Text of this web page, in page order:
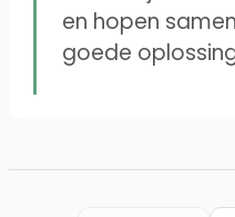
aantal labels
Dus zowel ik
van de zorg zijn
en hopen
goede